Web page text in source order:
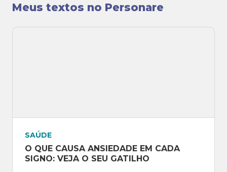
Astral” no Personare e toda semana está no
YouTube do Personare no programa de
Site: http://www.vanessatuleski.com.br
Meus textos no Personare
SAÚDE
O QUE CAUSA ANSIEDADE EM CADA
SIGNO: VEJA O SEU GATILHO